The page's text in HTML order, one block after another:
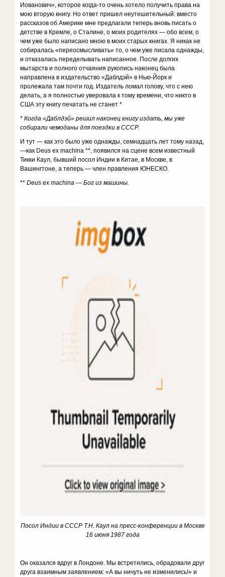
Иованович», которое когда-то очень хотело получить права на
мою вторую книгу. Но ответ пришел неутешительный: вместо
рассказов об Америке мне предлагали теперь вновь писать о
детстве в Кремле, о Сталине, о моих родителях — обо всем, о
чем уже было написано мною в моих старых книгах. Я никак не
собиралась «переосмысливать» то, о чем уже писала однажды,
и отказалась переделывать написанное. После долгих
мытарств и полного отчаяния рукопись наконец была
направлена в издательство «Даблдэй» в Нью-Йорк и
пролежала там почти год. Издатель ломал голову, что с нею
делать, а я полностью уверовала к тому времени, что никто в
США эту книгу печатать не станет *
*Когда «Даблдэй» решил наконец книгу издать, мы уже
собирали чемоданы для поездки в СССР.
И тут — как это было уже однажды, семнадцать лет тому назад,
—как Deus ex machina **, появился на сцене всем известный
Тикки Каул, бывший посол Индии в Китае, в Москве, в
Вашингтоне, а теперь — член правления ЮНЕСКО.
**Deus ex machina — Бог из машины.
Посол Индии в СССР Т.Н. Каул на пресс-конференции в Москве
16 июня 1987 года
Он оказался вдруг в Лондоне. Мы встретились, обрадовали друг
друга взаимным заявлением: «А вы ничуть не изменились!» и